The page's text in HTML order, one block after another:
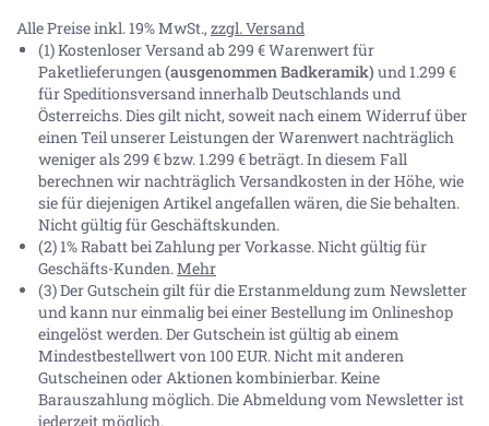
Alle Preise inkl. 19% MwSt., zzgl. Versand
(1) Kostenloser Versand ab 299 € Warenwert für
Paketlieferungen(ausgenommen Badkeramik) und 1.299 €
für Speditionsversand innerhalb Deutschlands und
Österreichs. Dies gilt nicht, soweit nach einem Widerruf über
einen Teil unserer Leistungen der Warenwert nachträglich
weniger als 299 € bzw. 1.299 € beträgt. In diesem Fall
berechnen wir nachträglich Versandkosten in der Höhe, wie
sie für diejenigen Artikel angefallen wären, die Sie behalten.
Nicht gültig für Geschäftskunden.
(2) 1% Rabatt bei Zahlung per Vorkasse. Nicht gültig für
Geschäfts-Kunden.Mehr
(3) Der Gutschein gilt für die Erstanmeldung zum Newsletter
und kann nur einmalig bei einer Bestellung im Onlineshop
eingelöst werden. Der Gutschein ist gültig ab einem
Mindestbestellwert von 100 EUR. Nicht mit anderen
Gutscheinen oder Aktionen kombinierbar. Keine
Barauszahlung möglich. Die Abmeldung vom Newsletter ist
jederzeit möglich.